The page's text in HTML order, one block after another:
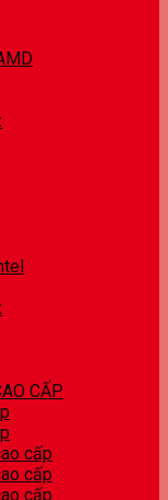
CẤP
cấp
cấp
cấp